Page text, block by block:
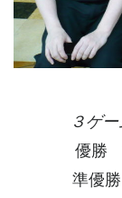
３ゲ
優勝
準優